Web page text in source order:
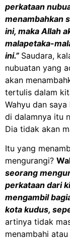
perkataan
menambahkan
ini, maka Allah
malapetaka-
ini.” Saudara,
nubuatan yang
akan
tertulis dalam
Wahyu dan
di dalamnya itu
Dia tidak akan
Itu yang
mengurangi?
seorang
perkataan dari
mengambil
kota kudus,
artinya tidak
menambahi